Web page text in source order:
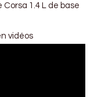
Corsa 1.4 L de base
vidéos